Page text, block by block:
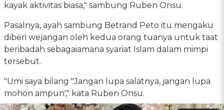
kayak aktivitas biasa," sambung Ruben Onsu.
Pasalnya, ayah sambung Betrand Peto itu mengaku
diberi wejangan oleh kedua orang tuanya untuk taat
beribadah sebagaiamana syariat Islam dalam mimpi
tersebut.
"Umi saya bilang "Jangan lupa salatnya, jangan lupa
mohon ampun'," kata Ruben Onsu.